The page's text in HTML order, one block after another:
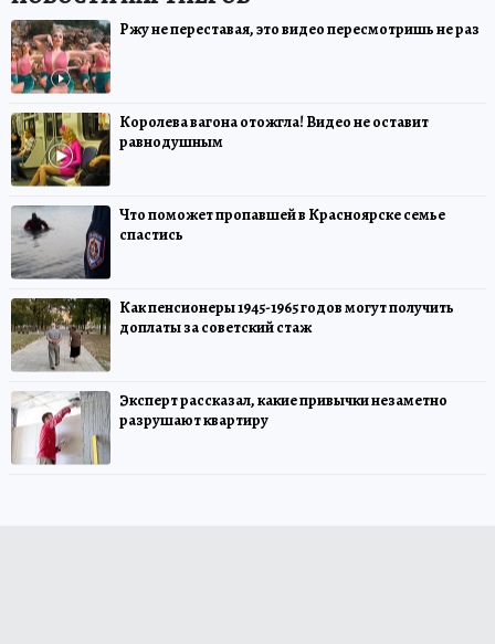
Ржу не переставая, это видео пересмотришь не раз
Королева вагона отожгла! Видео не оставит
равнодушным
Что поможет пропавшей в Красноярске семье
спастись
Как пенсионеры 1945-1965 годов могут получить
доплаты за советский стаж
Эксперт рассказал, какие привычки незаметно
разрушают квартиру